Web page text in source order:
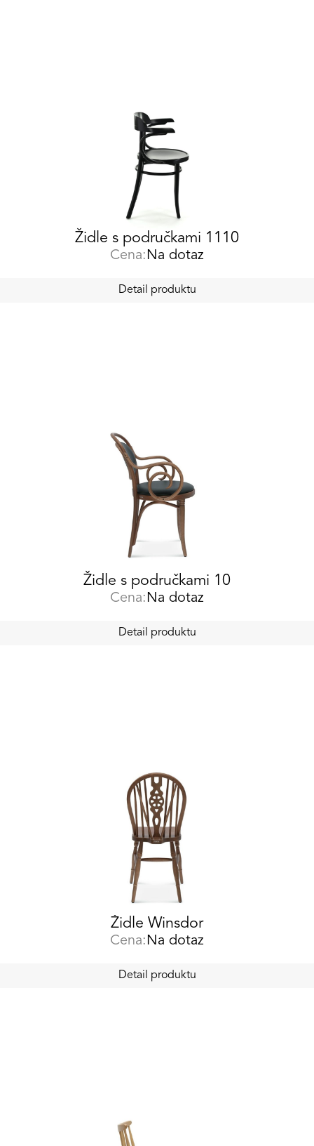
Židle s područkami 1110
Cena: Na dotaz
Detail produktu
Židle s područkami 10
Cena: Na dotaz
Detail produktu
Židle Winsdor
Cena: Na dotaz
Detail produktu